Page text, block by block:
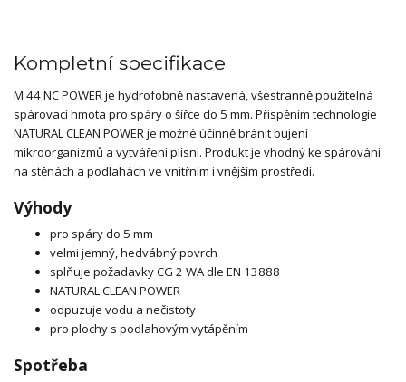
Kompletní specifikace
M 44 NC POWER je hydrofobně nastavená, všestranně použitelná
spárovací hmota pro spáry o šířce do 5 mm. Přispěním technologie
NATURAL CLEAN POWER je možné účinně bránit bujení
mikroorganizmů a vytváření plísní. Produkt je vhodný ke spárování
na stěnách a podlahách ve vnitřním i vnějším prostředí.
Výhody
pro spáry do 5 mm
velmi jemný, hedvábný povrch
splňuje požadavky CG 2 WA dle EN 13888
NATURAL CLEAN POWER
odpuzuje vodu a nečistoty
pro plochy s podlahovým vytápěním
Spotřeba